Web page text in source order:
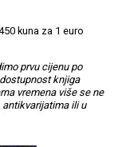
kuna za 1 euro
prvu cijenu po
knjiga
vremena više se ne
antikvarijatima ili u